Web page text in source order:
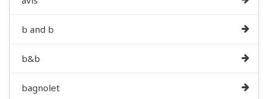
b and b
b&b
bagnolet